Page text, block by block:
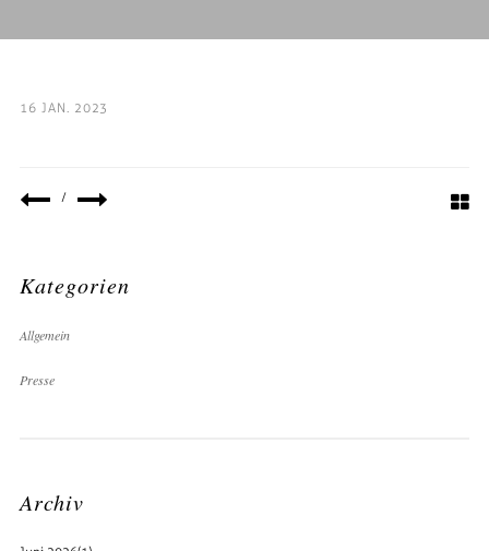
16 JAN. 2023
/
Kategorien
Allgemein
Presse
Archiv